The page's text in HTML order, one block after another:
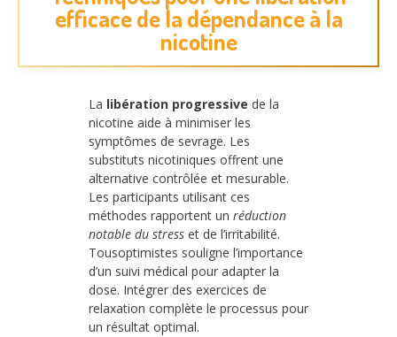
efficace de la dépendance à la
nicotine
La libération progressive de la
nicotine aide à minimiser les
symptômes de sevrage. Les
substituts nicotiniques offrent une
alternative contrôlée et mesurable.
Les participants utilisant ces
méthodes rapportent un réduction
notable du stress et de l’irritabilité.
Tousoptimistes souligne l’importance
d’un suivi médical pour adapter la
dose. Intégrer des exercices de
relaxation complète le processus pour
un résultat optimal.